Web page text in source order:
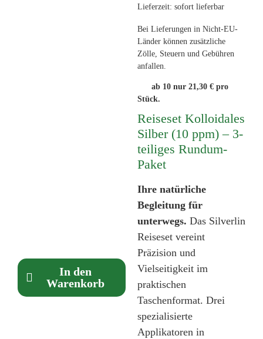
In den
Warenkorb
Lieferzeit: sofort lieferbar
Bei Lieferungen in Nicht-EU-
Länder können zusätzliche
Zölle, Steuern und Gebühren
anfallen.
ab 10 nur 21,30 € pro
Stück.
Reiseset Kolloidales
Silber (10 ppm) – 3-
teiliges Rundum-
Paket
Ihre natürliche
Begleitung für
unterwegs. Das Silverlin
Reiseset vereint
Präzision und
Vielseitigkeit im
praktischen
Taschenformat. Drei
spezialisierte
Applikatoren in